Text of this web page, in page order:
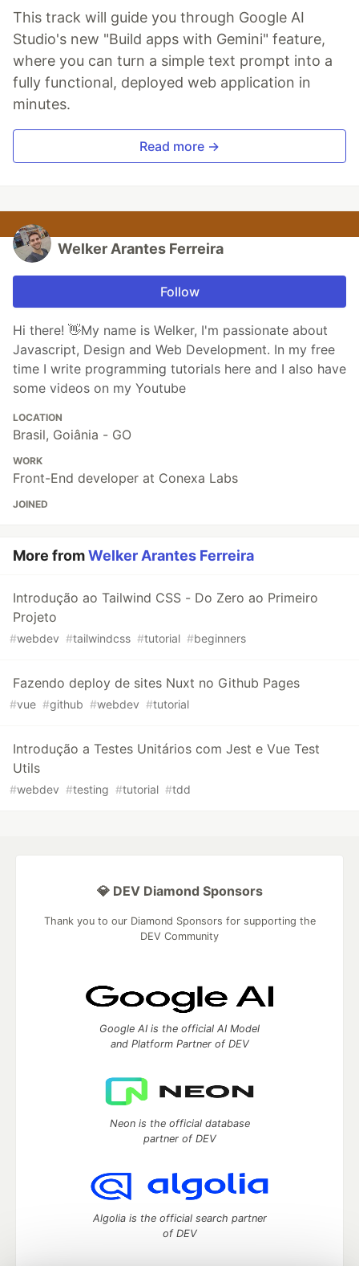
This track will guide you through Google AI
Studio's new "Build apps with Gemini" feature,
where you can turn a simple text prompt into a
fully functional, deployed web application in
minutes.
Read more →
Welker Arantes Ferreira
Follow
Hi there! 👋My name is Welker, I'm passionate about
Javascript, Design and Web Development. In my free
time I write programming tutorials here and I also have
some videos on my Youtube
LOCATION
Brasil, Goiânia - GO
WORK
Front-End developer at Conexa Labs
JOINED
More fromWelker Arantes Ferreira
Introdução ao Tailwind CSS - Do Zero ao Primeiro
Projeto
#webdev #tailwindcss #tutorial #beginners
Fazendo deploy de sites Nuxt no Github Pages
#vue #github #webdev #tutorial
Introdução a Testes Unitários com Jest e Vue Test
Utils
#webdev #testing #tutorial #tdd
💎 DEV Diamond Sponsors
Thank you to our Diamond Sponsors for supporting the
DEV Community
Google AI is the official AI Model
and Platform Partner of DEV
Neon is the official database
partner of DEV
Algolia is the official search partner
of DEV